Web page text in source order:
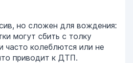
но сложен для вождения:
могут сбить с толку
часто колеблются или не
приводит к ДТП.